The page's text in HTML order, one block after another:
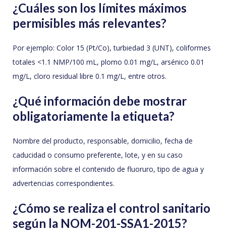
¿Cuáles son los límites máximos
permisibles más relevantes?
Por ejemplo: Color 15 (Pt/Co), turbiedad 3 (UNT), coliformes
totales <1.1 NMP/100 mL, plomo 0.01 mg/L, arsénico 0.01
mg/L, cloro residual libre 0.1 mg/L, entre otros.
¿Qué información debe mostrar
obligatoriamente la etiqueta?
Nombre del producto, responsable, domicilio, fecha de
caducidad o consumo preferente, lote, y en su caso
información sobre el contenido de fluoruro, tipo de agua y
advertencias correspondientes.
¿Cómo se realiza el control sanitario
según la NOM-201-SSA1-2015?